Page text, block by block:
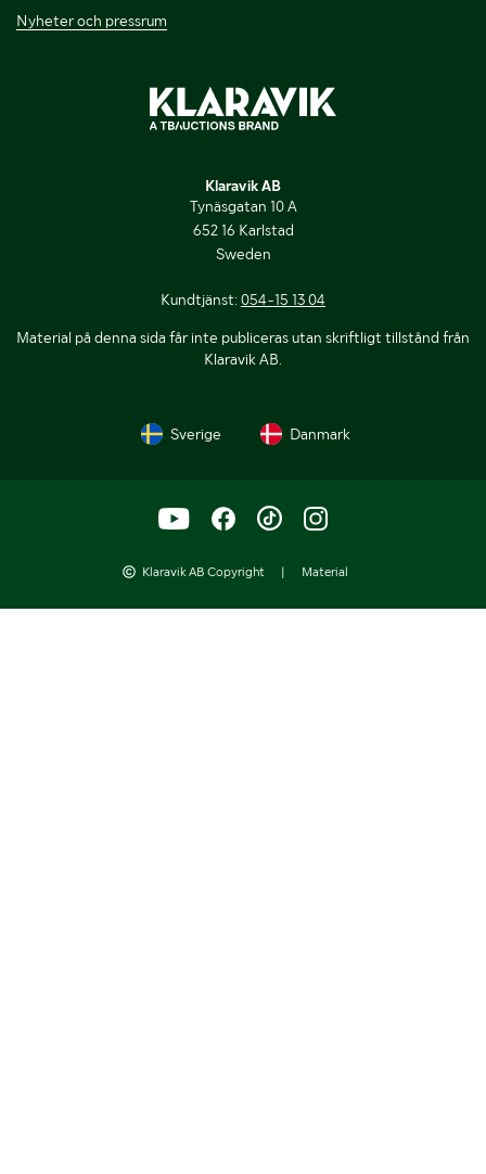
Nyheter och pressrum
Klaravik AB
Tynäsgatan 10 A
652 16 Karlstad
Sweden
Kundtjänst: 054-15 13 04
Material på denna sida får inte publiceras utan skriftligt tillstånd från
Klaravik AB.
Sverige Danmark
Klaravik AB Copyright | Material